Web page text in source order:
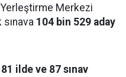
Merkezi
104 bin 529 aday
81 ilde ve 87 sınav